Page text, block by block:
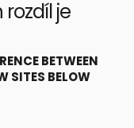
rozdíl je
BETWEEN
SITES BELOW